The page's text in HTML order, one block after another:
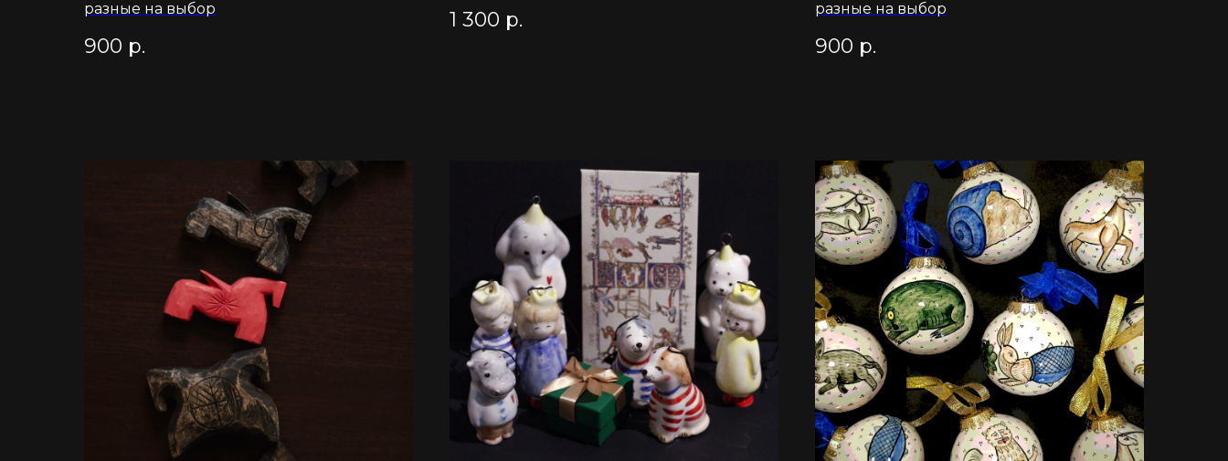
разные на выбор
900 р.
1 300 р. разные на выбор
900 р.